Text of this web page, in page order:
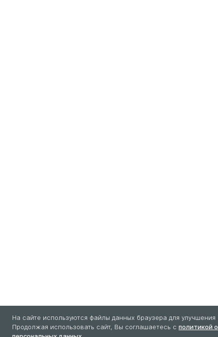
На сайте используются файлы данных браузера для улучшения
Продолжая использовать сайт, Вы соглашаетесь с политикой